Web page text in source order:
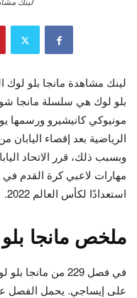
بلو لوك هي سلسلة مانجا
مونيوكي كانيشيرو ورسمها
وبسبب ذلك، قرر الاتحاد
مهارات لاعبي كرة القدم في
استعدادًا لكأس العالم 2022.
ملخص مانجا بلو
في فصل 229 من
على إيساجي. يحمل الفصل